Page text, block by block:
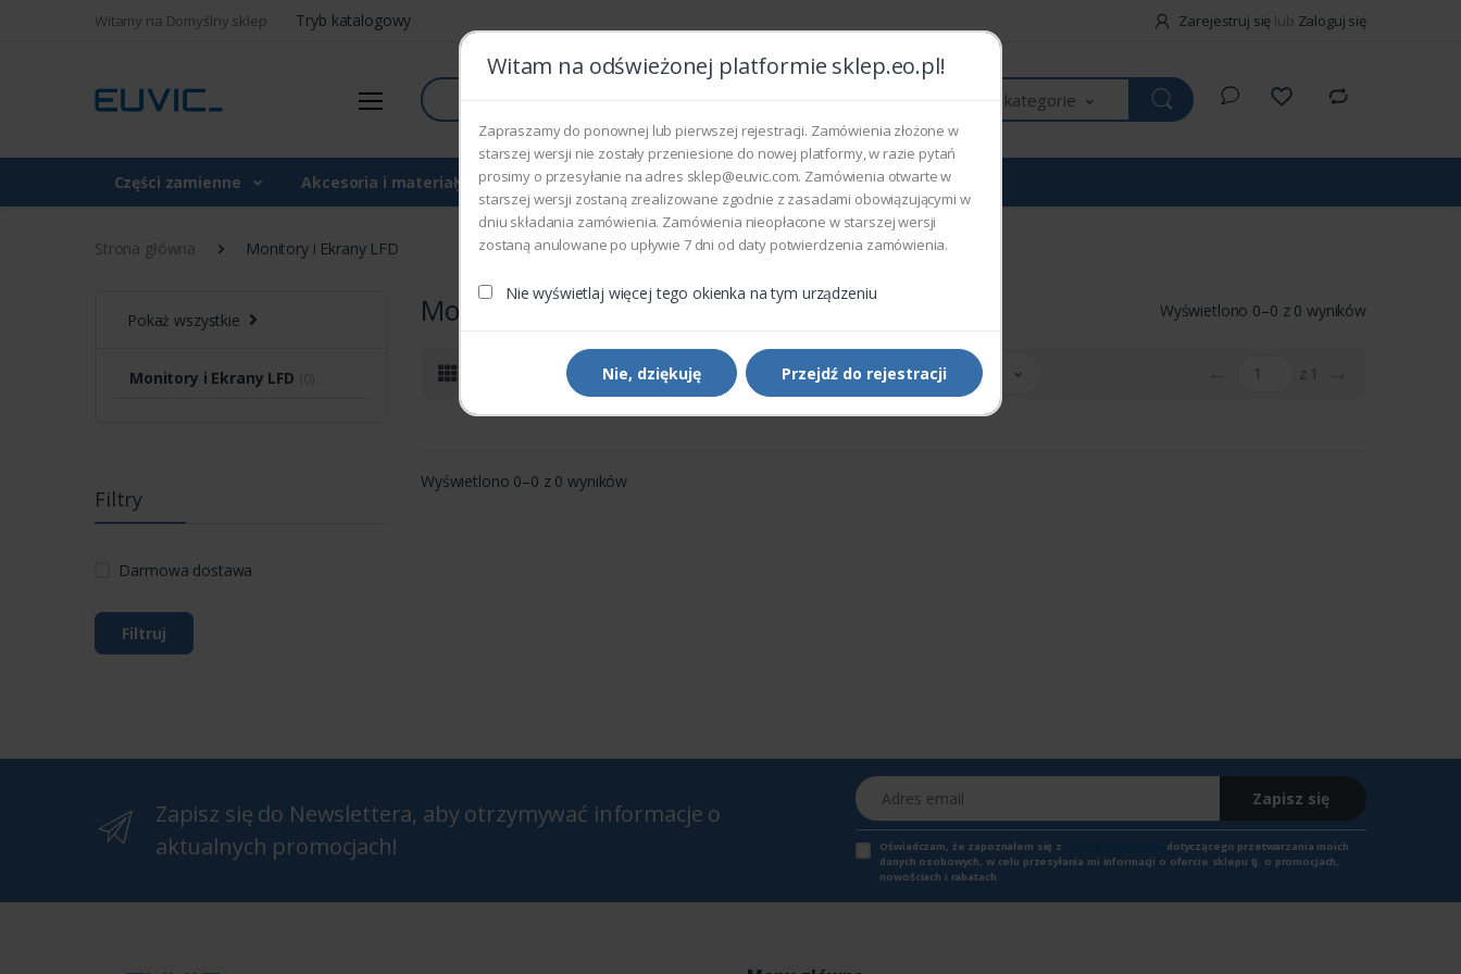
Witamy na Domyślny sklep Tryb katalogowy Zarejestruj się lub Zaloguj się
Szukaj
Wszystkie kategorie
Części zamienne Akcesoria i materiały eksploatacyjne
Witam na odświeżonej platformie sklep.eo.pl!
Zapraszamy do ponownej lub pierwszej rejestracji. Zamówienia złożone w
starszej wersji nie zostały przeniesione do nowej platformy, w razie pytań
prosimy o przesyłanie na adres sklep@euvic.com. Zamówienia otwarte w
starszej wersji zostaną zrealizowane zgodnie z zasadami obowiązującymi w
dniu składania zamówienia. Zamówienia nieopłacone w starszej wersji
zostaną anulowane po upływie 7 dni od daty potwierdzenia zamówienia.
Nie wyświetlaj więcej tego okienka na tym urządzeniu
Nie, dziękuję Przejdź do rejestracji
Strona główna Monitory i Ekrany LFD
Pokaż wszystkie
Monitory i Ekrany LFD
Filtry
Darmowa dostawa
Filtruj
Monitory i Ekrany LFD Wyświetlono 0–0 z 0 wyników
Sortowanie domyślne Pokaż 20 z 1
Wyświetlono 0–0 z 0 wyników
Zapisz się do Newslettera, aby otrzymywać informacje o
aktualnych promocjach!
Adres email
Zapisz się
Oświadczam, że zapoznałem się z
dotyczącego przetwarzania moich
danych osobowych, w celu przesyłania mi informacji o ofercie sklepu tj. o promocjach,
nowościach i rabatach.